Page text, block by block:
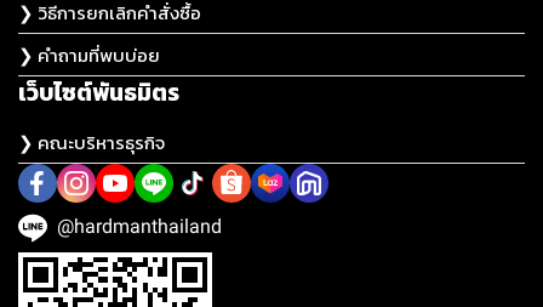
❯ วิธีการยกเลิกคำสั่งซื้อ
❯ คำถามที่พบบ่อย
เว็บไซต์พันธมิตร
❯ คณะบริหารธุรกิจ
@hardmanthailand